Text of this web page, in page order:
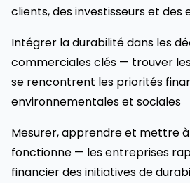
clients, des investisseurs et des
Intégrer la durabilité dans les
commerciales clés — trouver les
se rencontrent les priorités
environnementales et sociales
Mesurer, apprendre et mettre
fonctionne — les entreprises
financier des initiatives de